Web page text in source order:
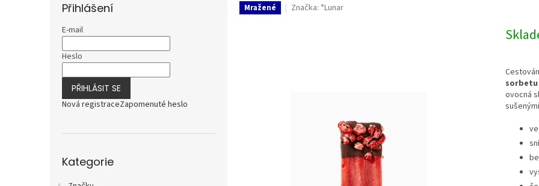
Přihlášení
E-mail
Heslo
PŘIHLÁSIT SE
Nová registraceZapomenuté heslo
kategorie
Kategorie
Mražené Značka: °Lunar
sorbetu
ovocná